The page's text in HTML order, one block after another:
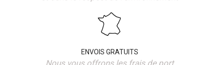
ENVOIS GRATUITS
Nous vous offrons les frais de port